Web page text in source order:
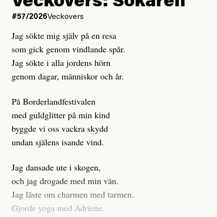
Dagens ETC arbetar med ”opålitliga källor” för att
klickbete är inte intressant för Dagens ETC.
Journalistiken är låst. En klatschig men korrekt rubrik
gör förhoppningsvis att en nyfiken beställer
prenumeration, men den avslutas sekunder senare om
dessa granskningar på olika källor, alltifrån domar till
en mängd intervjupersoner, inklusive generös
möjlighet att bemöta för såväl personen vars motiv att
engagera sig i Palestinarörelsen ifrågasätts som de
grupper där Säpo-resursen samlade in uppgifter.
Researchen är grundlig.
Möjligen är det egentligen inte journalistikens metod
som stör?
#57/2026Veckovers
Jag sökte mig själv på en resa
som gick genom vindlande spår.
Jag sökte i alla jordens hörn
genom dagar, människor och år.
På Borderlandfestivalen
med guldglitter på min kind
byggde vi oss vackra skydd
undan själens isande vind.
Jag dansade ute i skogen,
och jag drogade med min vän.
Jag läste om charmen med tarmen.
Gjorde yoga med Adriene.